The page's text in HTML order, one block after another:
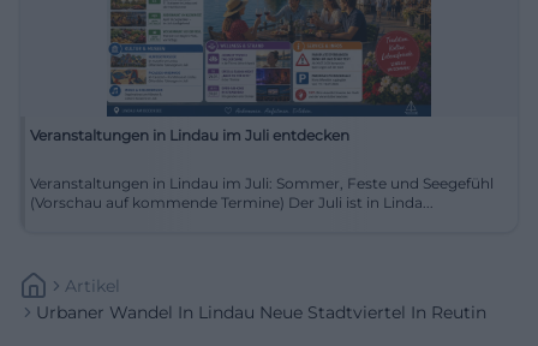
Veranstaltungen in Lindau im Juli entdecken
Veranstaltungen in Lindau im Juli: Sommer, Feste und Seegefühl
(Vorschau auf kommende Termine) Der Juli ist in Linda...
Artikel
Urbaner Wandel In Lindau Neue Stadtviertel In Reutin